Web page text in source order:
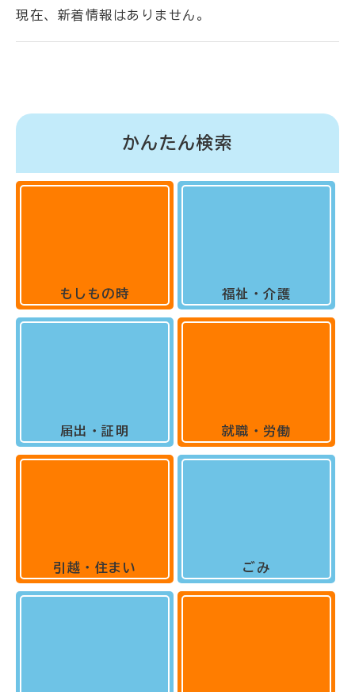
現在、新着情報はありません。
かんたん検索
もしもの時
届出・証明
引越・住まい
福祉・介護
就職・労働
ごみ